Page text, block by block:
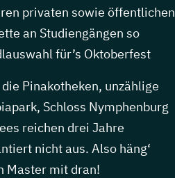
privaten sowie öffentlichen
an Studiengängen so
für’s Oktoberfest
Pinakotheken, unzählige
Schloss Nymphenburg
reichen drei Jahre
nicht aus. Also häng‘
Master mit dran!